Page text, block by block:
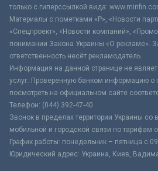
только с гиперссылкой вида:
Материалы с пометками «Р», «Новости
«Спецпроект», «Новости компаний»,
понимании Закона Украины «О рекламе».
ответственность несёт рекламодатель.
Информация на данной странице не
услуг. Проверенную банком информацию о
посмотреть на официальном сайте
Телефон: (044) 392-47-40
Звонок в пределах территории Украины со
мобильной и городской связи по тарифам
График работы: понедельник – пятница с
Юридический адрес: Украина, Киев,